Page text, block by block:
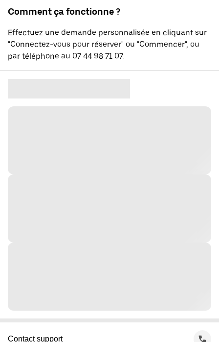
Comment ça fonctionne ?
Effectuez une demande personnalisée en cliquant sur
"Connectez-vous pour réserver" ou "Commencer", ou
par téléphone au 07 44 98 71 07.
Contact support